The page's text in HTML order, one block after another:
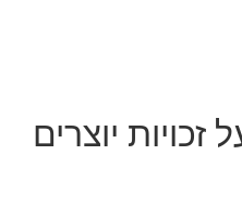
זכויות יוצרים